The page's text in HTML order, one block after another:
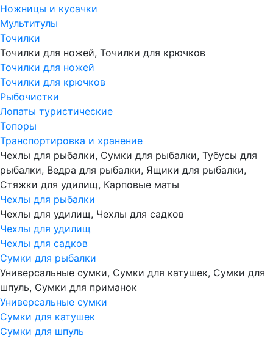
Ножницы и кусачки
Мультитулы
Точилки
Точилки для ножей, Точилки для крючков
Точилки для ножей
Точилки для крючков
Рыбочистки
Лопаты туристические
Топоры
Транспортировка и хранение
Чехлы для рыбалки, Сумки для рыбалки, Тубусы для
рыбалки, Ведра для рыбалки, Ящики для рыбалки,
Стяжки для удилищ, Карповые маты
Чехлы для рыбалки
Чехлы для удилищ, Чехлы для садков
Чехлы для удилищ
Чехлы для садков
Сумки для рыбалки
Универсальные сумки, Сумки для катушек, Сумки для
шпуль, Сумки для приманок
Универсальные сумки
Сумки для катушек
Сумки для шпуль